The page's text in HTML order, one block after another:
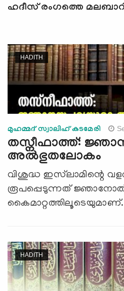
ഹദീസ് രംഗത്തെ
HADITH
മുഹമ്മദ് സ്വാലിഹ് കടമേരി
തസ്നീഫാത്ത്:
അൽഭുതലോകം
വിശുദ്ധ ഇസ്‌ലാമിന്റെ
രൂപപ്പെടുന്നത്
HADITH